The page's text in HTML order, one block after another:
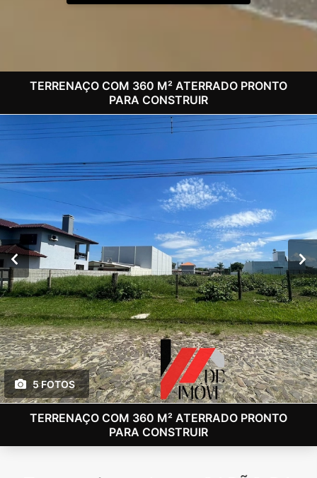
TERRENAÇO COM 360 M² ATERRADO PRONTO
PARA CONSTRUIR
5 FOTOS
TERRENAÇO COM 360 M² ATERRADO PRONTO
PARA CONSTRUIR